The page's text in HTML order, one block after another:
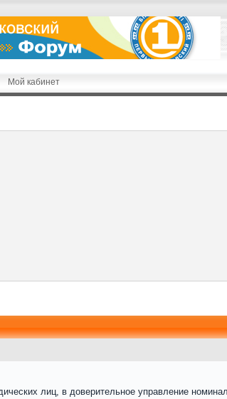
Мой кабинет
лиц, в доверительное управление